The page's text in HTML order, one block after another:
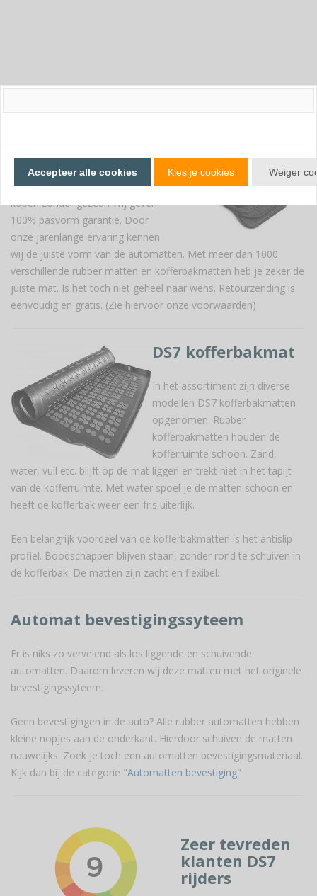
Nieuwe rubber automatten of
kofferbak mat voor jouw DS7
kopen zonder gezeur. Wij geven
100% pasvorm garantie. Door
onze jarenlange ervaring kennen
wij de juiste vorm van de automatten. Met meer dan 1000
verschillende rubber matten en kofferbakmatten heb je zeker de
juiste mat. Is het toch niet geheel naar wens. Retourzending is
eenvoudig en gratis. (Zie hiervoor onze voorwaarden)
DS7 kofferbakmat
In het assortiment zijn diverse
modellen DS7 kofferbakmatten
opgenomen. Rubber
kofferbakmatten houden de
kofferruimte schoon. Zand,
water, vuil etc. blijft op de mat liggen en trekt niet in het tapijt
van de kofferruimte. Met water spoel je de matten schoon en
heeft de kofferbak weer een fris uiterlijk.
Een belangrijk voordeel van de kofferbakmatten is het antislip
profiel. Boodschappen blijven staan, zonder rond te schuiven in
de kofferbak. De matten zijn zacht en flexibel.
Automat bevestigingssyteem
Er is niks zo vervelend als los liggende en schuivende
automatten. Daarom leveren wij deze matten met het originele
bevestigingssyteem.
Geen bevestigingen in de auto? Alle rubber automatten hebben
kleine nopjes aan de onderkant. Hierdoor schuiven de matten
nauwelijks. Zoek je toch een automatten bevestigingsmateriaal.
Kijk dan bij de categorie "Automatten bevestiging"
Zeer tevreden
klanten DS7
rijders
Accepteer alle cookies Kies je cookies Weiger